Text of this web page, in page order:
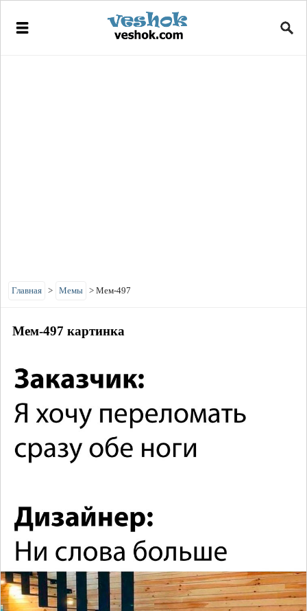
Главная > Мемы > Мем-497
Мем-497 картинка